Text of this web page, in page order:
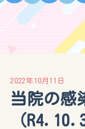
2022年10月11日
当院の感
（